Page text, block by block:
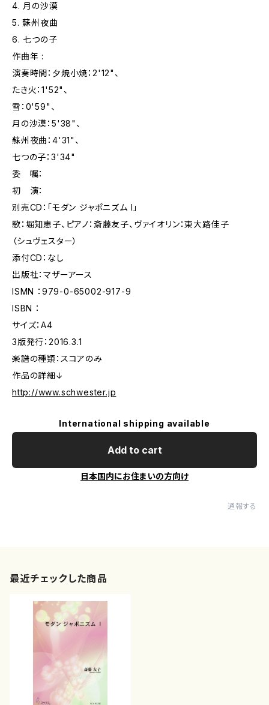
4. 月の沙漠
5. 蘇州夜曲
6. 七つの子
作曲年 :
演奏時間：夕焼小焼：2'12"、
たき火：1'52"、
雪：0'59"、
月の沙漠：5'38"、
蘇州夜曲：4'31"、
七つの子：3'34"
委 嘱：
初 演：
別売CD：「モダン ジャポニズム I」
歌：堀知恵子、ピアノ：斎藤友子、ヴァイオリン：東大路佳子
（シュヴェスター）
添付CD：なし
出版社：マザーアース
ISMN ：979-0-65002-917-9
ISBN ：
サイズ：A4
3版発行：2016.3.1
楽譜の種類：スコアのみ
作品の詳細↓
http://www.schwester.jp
International shipping available
Add to cart
日本国内にお住まいの方向け
通報する
最近チェックした商品